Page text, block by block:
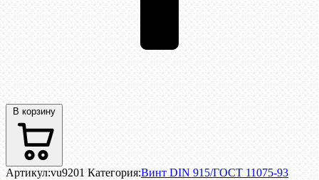
В корзину
Артикул:vu9201 Категория:Винт DIN 915/ГОСТ 11075-93